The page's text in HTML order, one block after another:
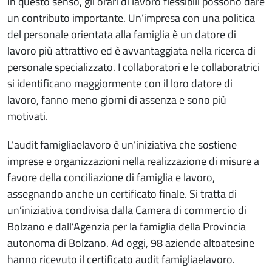
un contributo importante. Un’impresa con una politica
del personale orientata alla famiglia è un datore di
lavoro più attrattivo ed è avvantaggiata nella ricerca di
personale specializzato. I collaboratori e le collaboratrici
si identificano maggiormente con il loro datore di
lavoro, fanno meno giorni di assenza e sono più
motivati.
L’audit famigliaelavoro è un’iniziativa che sostiene
imprese e organizzazioni nella realizzazione di misure a
favore della conciliazione di famiglia e lavoro,
assegnando anche un certificato finale. Si tratta di
un’iniziativa condivisa dalla Camera di commercio di
Bolzano e dall’Agenzia per la famiglia della Provincia
autonoma di Bolzano. Ad oggi, 98 aziende altoatesine
hanno ricevuto il certificato audit famigliaelavoro.